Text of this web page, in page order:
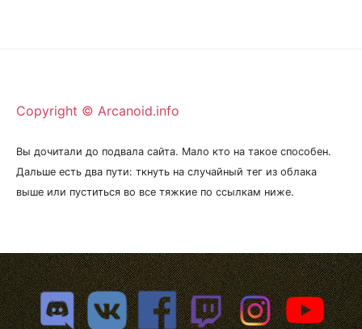
Copyright © Arcanoid.info
Вы дочитали до подвала сайта. Мало кто на такое способен.
Дальше есть два пути: ткнуть на случайный тег из облака
выше или пуститься во все тяжкие по ссылкам ниже.